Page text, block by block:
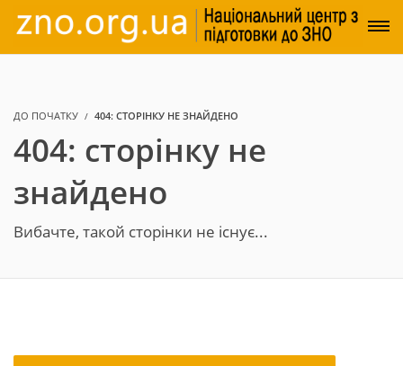
ДО ПОЧАТКУ 404: СТОРІНКУ НЕ ЗНАЙДЕНО
404: сторінку не
знайдено
Вибачте, такой сторінки не існує...